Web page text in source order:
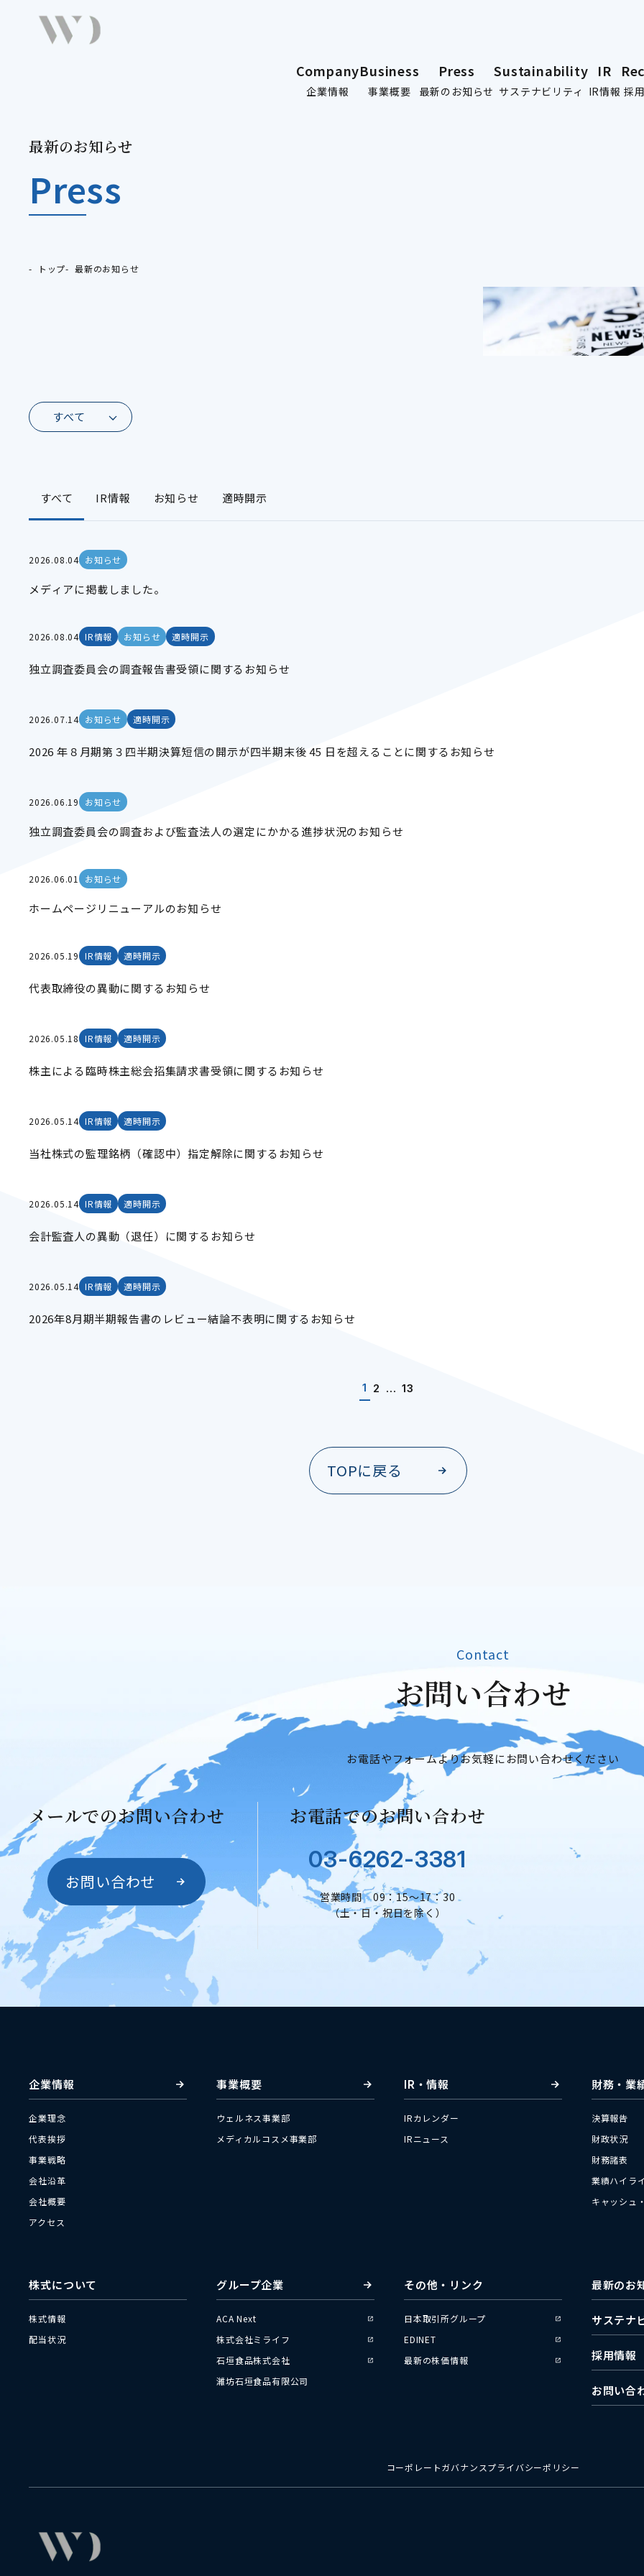
Company
企業情報
Business
事業概要
Press
最新のお知らせ
Sustainability
サステナビリティ
IR
IR情報 採
最新のお知らせ
Press
トップ 最新のお知らせ
すべて IR情報 お知らせ 適時開示
2026.08.04 お知らせ
メディアに掲載しました。
2026.08.04 IR情報 お知らせ 適時開示
独立調査委員会の調査報告書受領に関するお知らせ
2026.07.14 お知らせ 適時開示
2026 年８月期第３四半期決算短信の開示が四半期末後 45 日を超えることに関するお知らせ
2026.06.19 お知らせ
独立調査委員会の調査および監査法人の選定にかかる進捗状況のお知らせ
2026.06.01 お知らせ
ホームページリニューアルのお知らせ
2026.05.19 IR情報 適時開示
代表取締役の異動に関するお知らせ
2026.05.18 IR情報 適時開示
株主による臨時株主総会招集請求書受領に関するお知らせ
2026.05.14 IR情報 適時開示
当社株式の監理銘柄（確認中）指定解除に関するお知らせ
2026.05.14 IR情報 適時開示
会計監査人の異動（退任）に関するお知らせ
2026.05.14 IR情報 適時開示
2026年8月期半期報告書のレビュー結論不表明に関するお知らせ
1 2 … 13
TOPに戻る
Contact
お問い合わせ
お電話やフォームよりお気軽にお問い合わせください
メールでのお問い合わせ
お問い合わせ
お電話でのお問い合わせ
03-6262-3381
営業時間 09：15～17：30
（土・日・祝日を除く）
企業情報
企業理念
代表挨拶
事業戦略
会社沿革
会社概要
アクセス
事業概要
ウェルネス事業部
メディカルコスメ事業部
IR・情報
IRカレンダー
IRニュース
財務・業
決算報告
財政状況
財務諸表
業績ハイラ
キャッシュ
株式について
株式情報
配当状況
グループ企業
ACA Next
株式会社ミライフ
石垣食品株式会社
濰坊石垣食品有限公司
その他・リンク
日本取引所グループ
EDINET
最新の株価情報
最新のお
サステナ
採用情報
お問い合
コーポレートガバナンスプライバシーポリシー